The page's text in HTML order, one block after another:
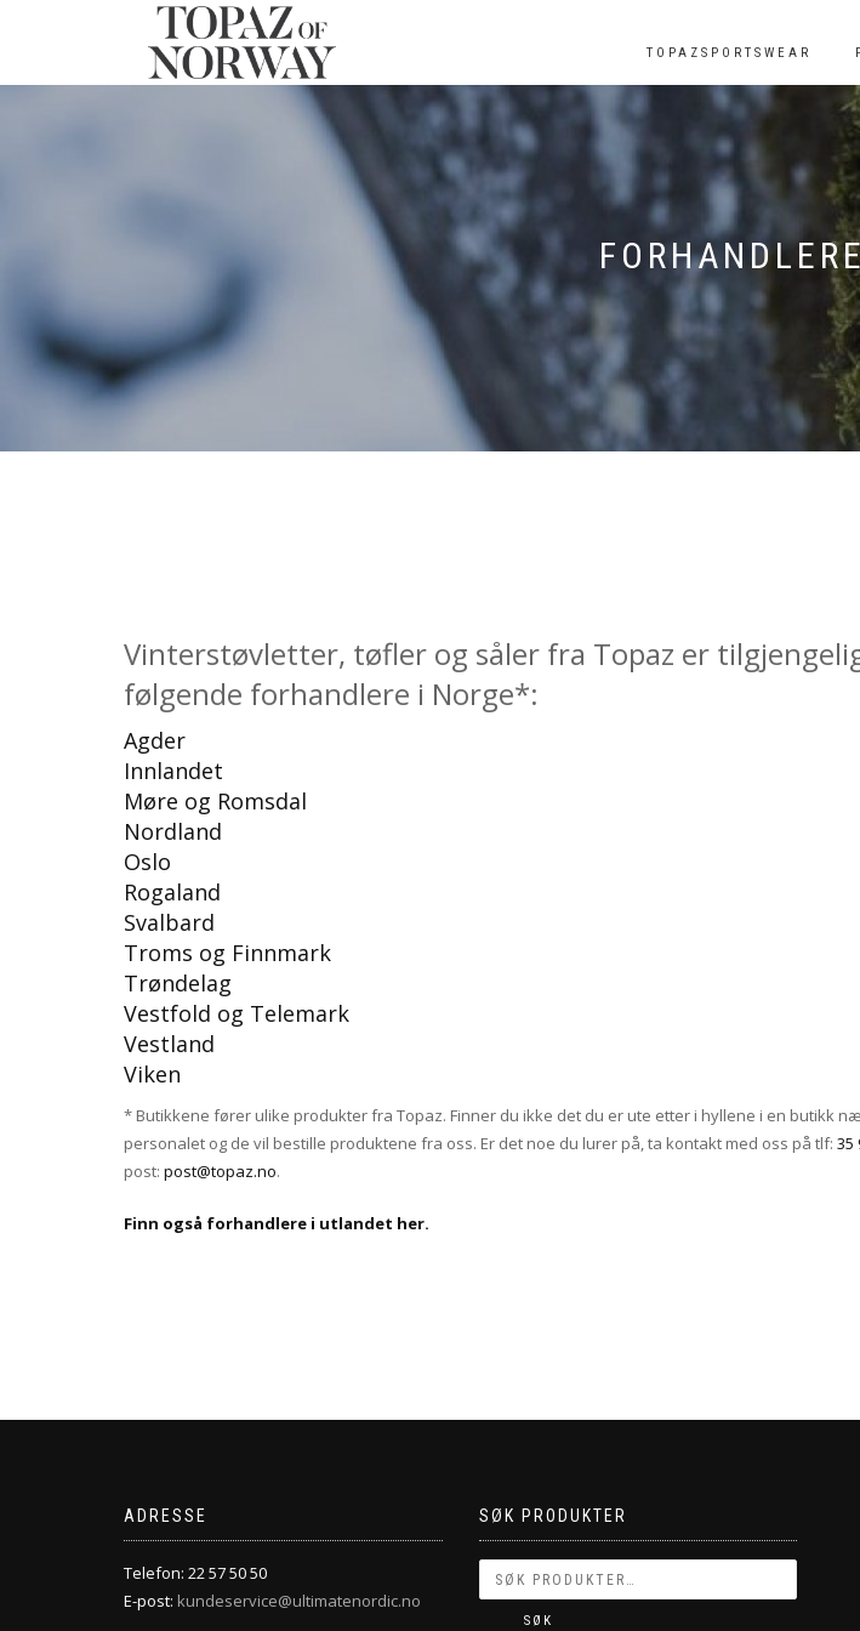
TOPAZSPORTSWEAR
Vinterstøvletter, tøfler og såler fra Topaz er
følgende forhandlere i Norge*:
Agder
Innlandet
Møre og Romsdal
Nordland
Oslo
Rogaland
Svalbard
Troms og Finnmark
Trøndelag
Vestfold og Telemark
Vestland
Viken
* Butikkene fører ulike produkter fra Topaz. Finner du ikke det du er ute etter i hyllene i en butikk
personalet og de vil bestille produktene fra oss. Er det noe du lurer på, ta kontakt med oss på tlf: 35
post: post@topaz.no.
Finn også forhandlere i utlandet her.
ADRESSE
Telefon: 22 57 50 50
E-post: kundeservice@ultimatenordic.no
SØK PRODUKTER
SØK